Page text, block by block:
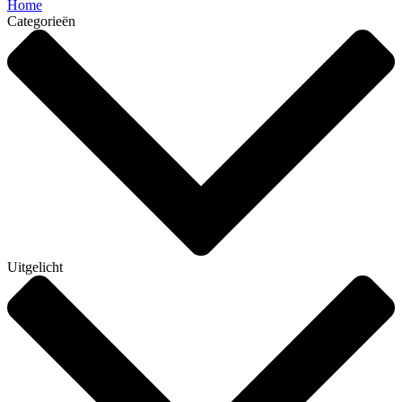
Home
Categorieën
Uitgelicht